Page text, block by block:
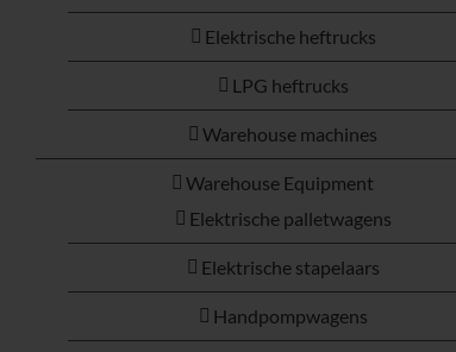
Elektrische heftrucks
LPG heftrucks
Warehouse machines
Warehouse Equipment
Elektrische palletwagens
Elektrische stapelaars
Handpompwagens